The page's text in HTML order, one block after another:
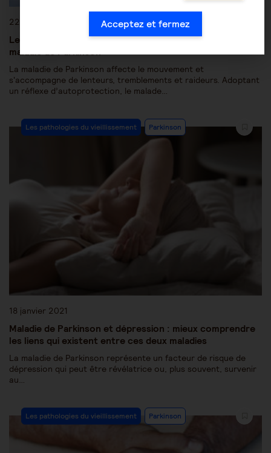
22 juillet 2019
Les bienfaits des activités physiques adaptées sur la
maladie de Parkinson
La maladie de Parkinson affecte le mouvement et
s'accompagne de lenteurs, tremblements et raideurs. Adoptant
un réflexe d’autoprotection, le malade…
Les pathologies du vieillissement Parkinson
18 janvier 2021
Maladie de Parkinson et dépression : mieux comprendre
les liens qui existent entre ces deux maladies
La maladie de Parkinson représente un facteur de risque de
dépression qui peut être révélatrice ou, plus souvent, survenir
au…
Les pathologies du vieillissement Parkinson
Acceptez et fermez